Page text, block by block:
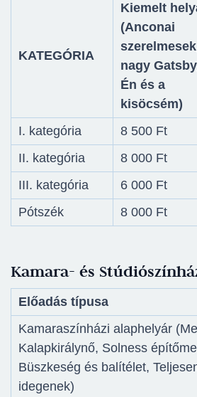
KATEGÓRIA
Kiemelt
(Anconai
nagy
Én és a
kisöcsém)
I. kategória 8 500 Ft
II. kategória
8 000 Ft
III. kategória
6 000 Ft
Pótszék
8 000 Ft
Kamara- és
Előadás típusa
Kamaraszínházi alaphelyár
Kalapkirálynő, Solness
Büszkeség és balítélet,
idegenek)